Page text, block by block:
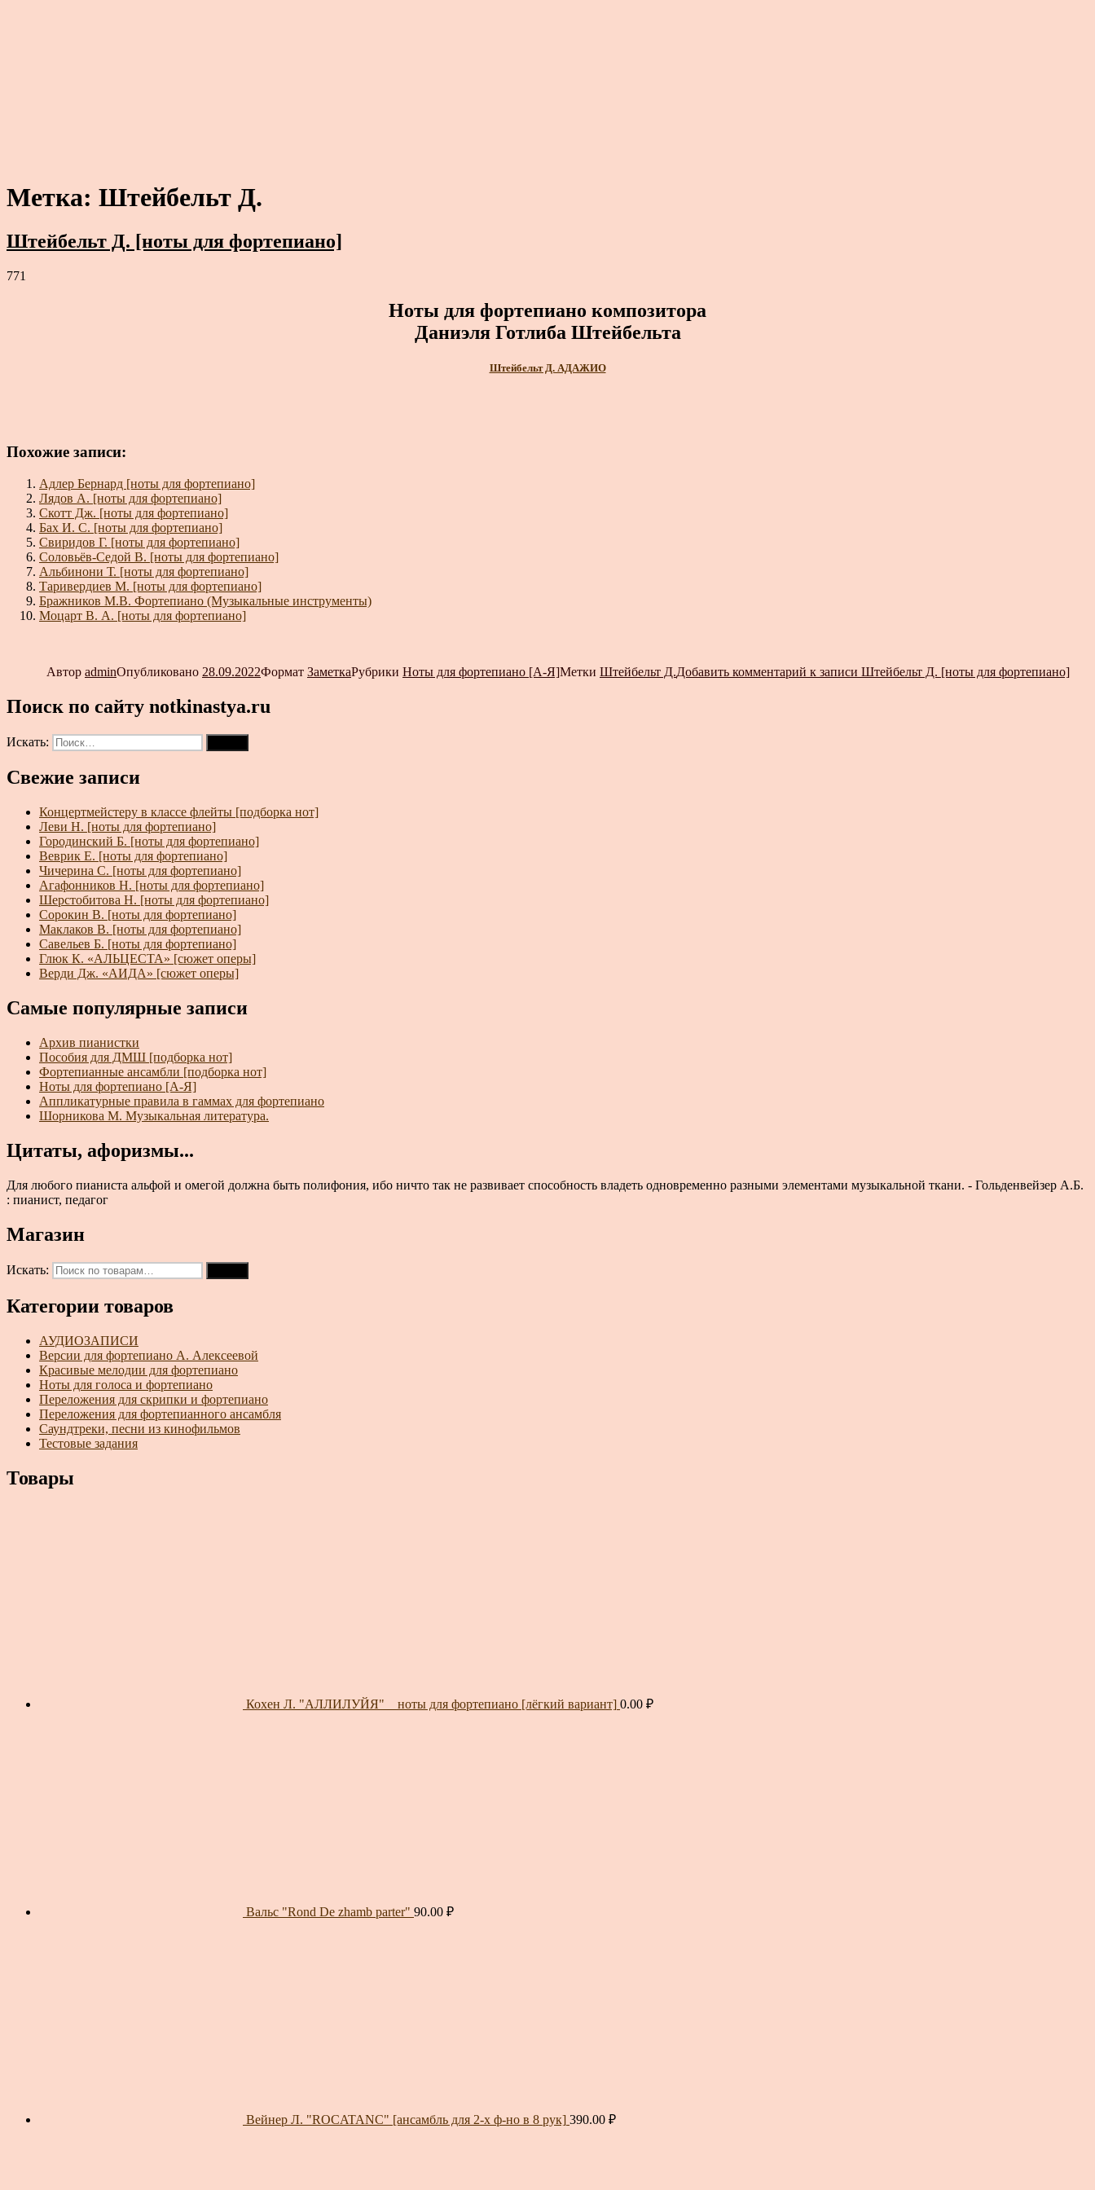
Метка: Штейбельт Д.
Штейбельт Д. [ноты для фортепиано]
771
Ноты для фортепиано композитора
Даниэля Готлиба Штейбельта
Штейбельт Д. АДАЖИО
Похожие записи:
Адлер Бернард [ноты для фортепиано]
Лядов А. [ноты для фортепиано]
Скотт Дж. [ноты для фортепиано]
Бах И. С. [ноты для фортепиано]
Свиридов Г. [ноты для фортепиано]
Соловьёв-Седой В. [ноты для фортепиано]
Альбинони Т. [ноты для фортепиано]
Таривердиев М. [ноты для фортепиано]
Бражников М.В. Фортепиано (Музыкальные инструменты)
Моцарт В. А. [ноты для фортепиано]
Автор adminОпубликовано 28.09.2022Формат ЗаметкаРубрики Ноты для фортепиано [А-Я]Метки Штейбельт Д.Добавить комментарий к записи Штейбельт Д. [ноты для фортепиано]
Поиск по сайту notkinastya.ru
Искать:
Свежие записи
Концертмейстеру в классе флейты [подборка нот]
Леви Н. [ноты для фортепиано]
Городинский Б. [ноты для фортепиано]
Веврик Е. [ноты для фортепиано]
Чичерина С. [ноты для фортепиано]
Агафонников Н. [ноты для фортепиано]
Шерстобитова Н. [ноты для фортепиано]
Сорокин В. [ноты для фортепиано]
Маклаков В. [ноты для фортепиано]
Савельев Б. [ноты для фортепиано]
Глюк К. «АЛЬЦЕСТА» [сюжет оперы]
Верди Дж. «АИДА» [сюжет оперы]
Самые популярные записи
Архив пианистки
Пособия для ДМШ [подборка нот]
Фортепианные ансамбли [подборка нот]
Ноты для фортепиано [А-Я]
Аппликатурные правила в гаммах для фортепиано
Шорникова М. Музыкальная литература.
Цитаты, афоризмы...
Для любого пианиста альфой и омегой должна быть полифония, ибо ничто так не развивает способность владеть одновременно разными элементами музыкальной ткани. - Гольденвейзер А.Б.
: пианист, педагог
Магазин
Искать:
Категории товаров
АУДИОЗАПИСИ
Версии для фортепиано А. Алексеевой
Красивые мелодии для фортепиано
Ноты для голоса и фортепиано
Переложения для скрипки и фортепиано
Переложения для фортепианного ансамбля
Саундтреки, песни из кинофильмов
Тестовые задания
Товары
Кохен Л. "АЛЛИЛУЙЯ" _ ноты для фортепиано [лёгкий вариант] 0.00 ₽
Вальс "Rond De zhamb parter" 90.00 ₽
Вейнер Л. "ROCATANC" [ансамбль для 2-х ф-но в 8 рук] 390.00 ₽